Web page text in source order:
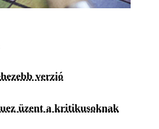
verzió
üzent a kritikusoknak